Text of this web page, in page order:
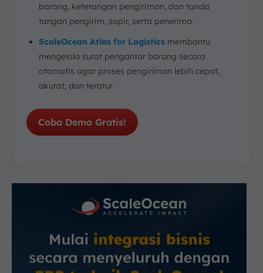
barang, keterangan pengiriman, dan tanda
tangan pengirim, sopir, serta penerima.
ScaleOcean Atlas for Logistics membantu
mengelola surat pengantar barang secara
otomatis agar proses pengiriman lebih cepat,
akurat, dan teratur.
Coba Demo Gratis!